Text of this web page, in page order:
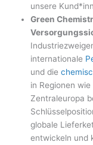
unsere
Green
internationale
und die
in Regionen
Zentraleuropa
globale
entwickeln und